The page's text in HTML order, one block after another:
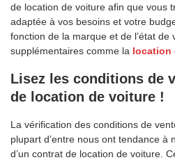
de location de voiture afin que vous
adaptée à vos besoins et votre
fonction de la marque et de l’état de
supplémentaires comme la location
Lisez les conditions de
de location de voiture !
La vérification des conditions de
plupart d’entre nous ont tendance à
d’un contrat de location de voiture.